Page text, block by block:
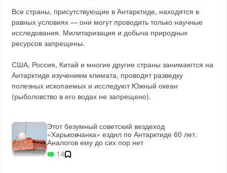
Все страны, присутствующие в Антарктиде, находятся в
равных условиях — они могут проводить только научные
исследования. Милитаризация и добыча природных
ресурсов запрещены.
США, Россия, Китай и многие другие страны занимаются на
Антарктиде изучением климата, проводят разведку
полезных ископаемых и исследуют Южный океан
(рыболовство в его водах не запрещено).
Этот безумный советский вездеход
«Харьковчанка» ездил по Антарктиде 60 лет.
Аналогов ему до сих пор нет
14